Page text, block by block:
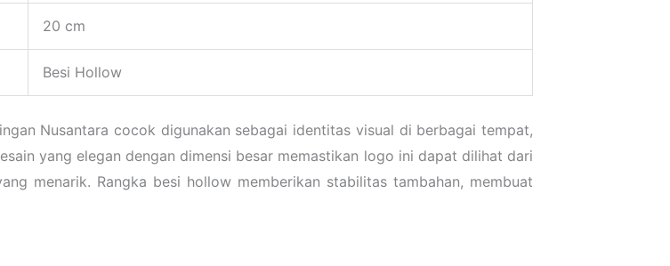
20 cm
Besi Hollow
Nusantara cocok digunakan sebagai identitas visual di berbagai tempat,
yang elegan dengan dimensi besar memastikan logo ini dapat dilihat dari
menarik. Rangka besi hollow memberikan stabilitas tambahan, membuat